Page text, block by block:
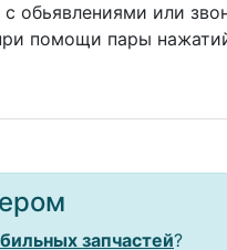
обьявлениями или
помощи пары
запчастей?